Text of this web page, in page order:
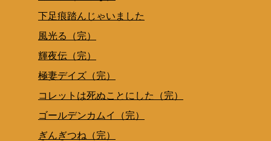
下足痕踏んじゃいました
風光る（完）
輝夜伝（完）
極妻デイズ（完）
コレットは死ぬことにした（完）
ゴールデンカムイ（完）
ぎんぎつね（完）